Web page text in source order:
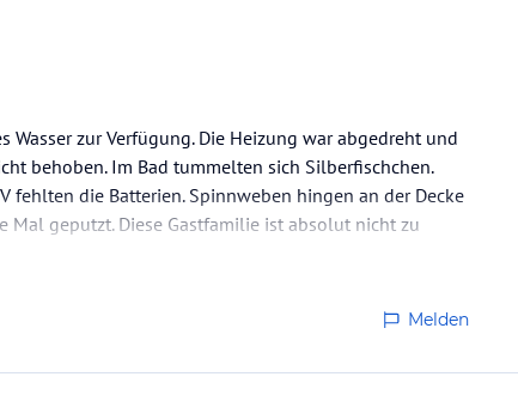
zur Verfügung. Die Heizung war abgedreht und
behoben. Im Bad tummelten sich Silberfischchen.
die Batterien. Spinnweben hingen an der Decke
geputzt. Diese Gastfamilie ist absolut nicht zu
Melden